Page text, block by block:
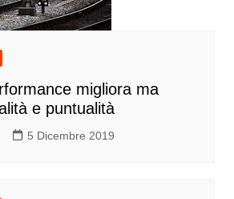
migliora ma
e puntualità
5 Dicembre 2019